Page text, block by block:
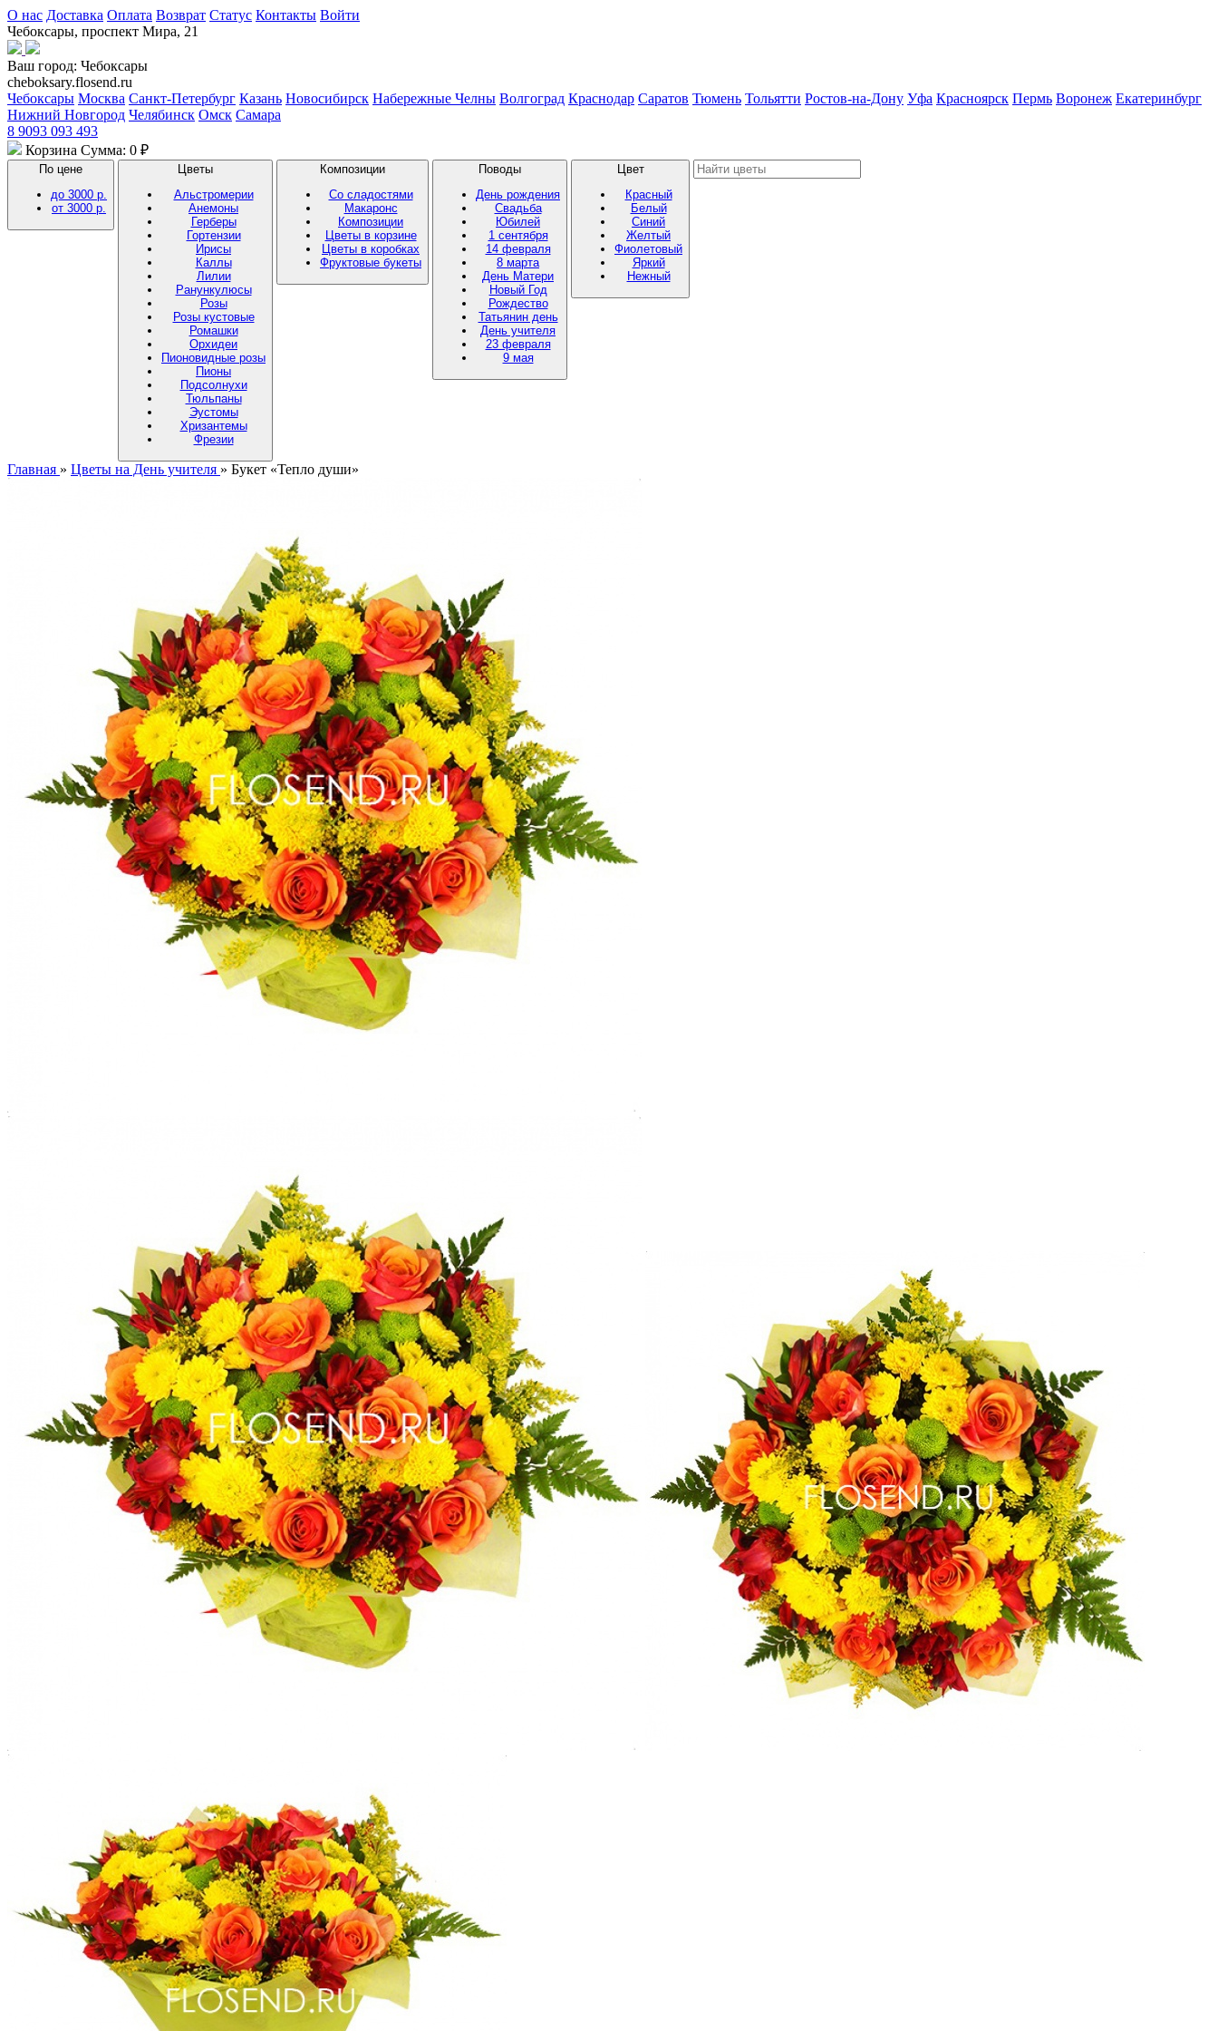
О нас Доставка Оплата Возврат Статус Контакты Войти
Чебоксары, проспект Мира, 21
Ваш город: Чебоксары
cheboksary.flosend.ru
Чебоксары Москва Санкт-Петербург Казань Новосибирск Набережные Челны Волгоград Краснодар Саратов Тюмень Тольятти Ростов-на-Дону Уфа Красноярск Пермь Воронеж Екатеринбург
Нижний Новгород Челябинск Омск Самара
8 9093 093 493
Корзина Сумма: 0 ₽
По цене
до 3000 р.
от 3000 р.
Цветы
Альстромерии
Анемоны
Герберы
Гортензии
Ирисы
Каллы
Лилии
Ранункулюсы
Розы
Розы кустовые
Ромашки
Орхидеи
Пионовидные розы
Пионы
Подсолнухи
Тюльпаны
Эустомы
Хризантемы
Фрезии
Композиции
Со сладостями
Макаронс
Композиции
Цветы в корзине
Цветы в коробках
Фруктовые букеты
Поводы
День рождения
Свадьба
Юбилей
1 сентября
14 февраля
8 марта
День Матери
Новый Год
Рождество
Татьянин день
День учителя
23 февраля
9 мая
Цвет
Красный
Белый
Синий
Желтый
Фиолетовый
Яркий
Нежный
Главная » Цветы на День учителя » Букет «Тепло души»